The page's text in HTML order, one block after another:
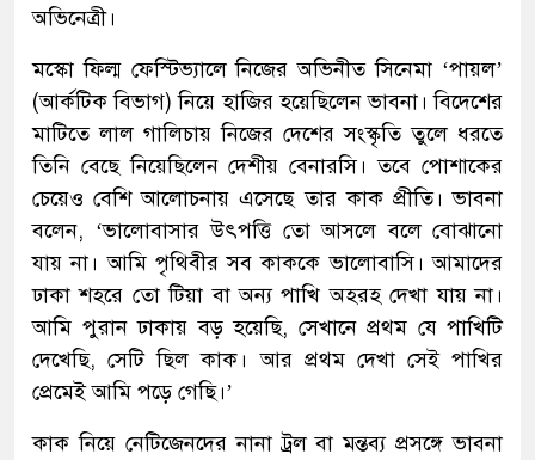
অভিনেত্রী।
মস্কো ফিল্ম ফেস্টিভ্যালে নিজের অভিনীত সিনেমা ‘পায়ল’
(আর্কটিক বিভাগ) নিয়ে হাজির হয়েছিলেন ভাবনা। বিদেশের
মাটিতে লাল গালিচায় নিজের দেশের সংস্কৃতি তুলে ধরতে
তিনি বেছে নিয়েছিলেন দেশীয় বেনারসি। তবে পোশাকের
চেয়েও বেশি আলোচনায় এসেছে তার কাক প্রীতি। ভাবনা
বলেন, ‘ভালোবাসার উৎপত্তি তো আসলে বলে বোঝানো
যায় না। আমি পৃথিবীর সব কাককে ভালোবাসি। আমাদের
ঢাকা শহরে তো টিয়া বা অন্য পাখি অহরহ দেখা যায় না।
আমি পুরান ঢাকায় বড় হয়েছি, সেখানে প্রথম যে পাখিটি
দেখেছি, সেটি ছিল কাক। আর প্রথম দেখা সেই পাখির
প্রেমেই আমি পড়ে গেছি।’
কাক নিয়ে নেটিজেনদের নানা ট্রল বা মন্তব্য প্রসঙ্গে ভাবনা